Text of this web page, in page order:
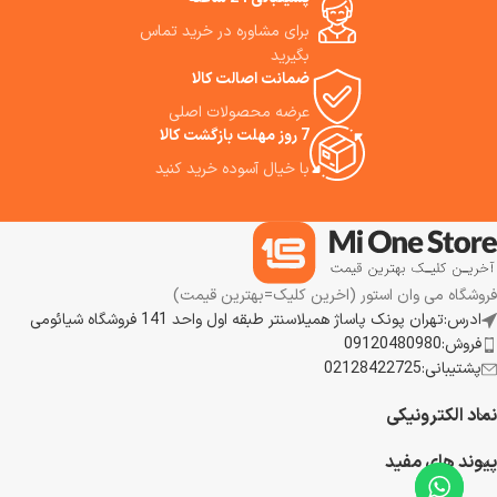
برای مشاوره در خرید تماس
بگیرید
ضمانت اصالت کالا
عرضه محصولات اصلی
7 روز مهلت بازگشت کالا
با خیال آسوده خرید کنید
فروشگاه می وان استور (اخرین کلیک=بهترین قیمت)
ادرس:تهران پونک پاساژ همیلاسنتر طبقه اول واحد 141 فروشگاه شیائومی
فروش:09120480980
پشتیبانی:02128422725
نماد الکترونیکی
پیوند های مفید